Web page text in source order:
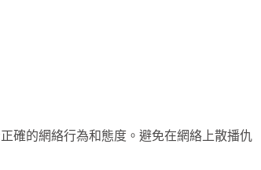
確的網絡行為和態度。避免在網絡上散播仇